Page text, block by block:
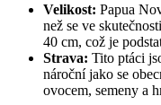
Velikost: Papua
než se‍ ve⁢
40 cm, což je
Strava: Tito ptáci
nároční jako se
ovocem, semeny a⁣